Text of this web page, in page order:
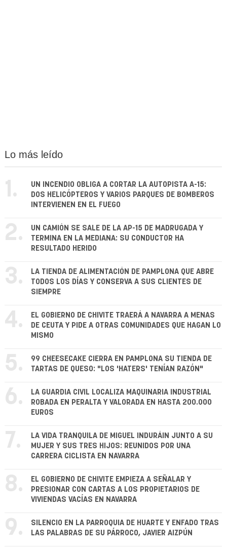
Lo más leído
1.
UN INCENDIO OBLIGA A CORTAR LA AUTOPISTA A-15:
DOS HELICÓPTEROS Y VARIOS PARQUES DE BOMBEROS
INTERVIENEN EN EL FUEGO
2.
UN CAMIÓN SE SALE DE LA AP-15 DE MADRUGADA Y
TERMINA EN LA MEDIANA: SU CONDUCTOR HA
RESULTADO HERIDO
3.
LA TIENDA DE ALIMENTACIÓN DE PAMPLONA QUE ABRE
TODOS LOS DÍAS Y CONSERVA A SUS CLIENTES DE
SIEMPRE
4.
EL GOBIERNO DE CHIVITE TRAERÁ A NAVARRA A MENAS
DE CEUTA Y PIDE A OTRAS COMUNIDADES QUE HAGAN LO
MISMO
5.
99 CHEESECAKE CIERRA EN PAMPLONA SU TIENDA DE
TARTAS DE QUESO: "LOS 'HATERS' TENÍAN RAZÓN"
6.
LA GUARDIA CIVIL LOCALIZA MAQUINARIA INDUSTRIAL
ROBADA EN PERALTA Y VALORADA EN HASTA 200.000
EUROS
7.
LA VIDA TRANQUILA DE MIGUEL INDURÁIN JUNTO A SU
MUJER Y SUS TRES HIJOS: REUNIDOS POR UNA
CARRERA CICLISTA EN NAVARRA
8.
EL GOBIERNO DE CHIVITE EMPIEZA A SEÑALAR Y
PRESIONAR CON CARTAS A LOS PROPIETARIOS DE
VIVIENDAS VACÍAS EN NAVARRA
9.
SILENCIO EN LA PARROQUIA DE HUARTE Y ENFADO TRAS
LAS PALABRAS DE SU PÁRROCO, JAVIER AIZPÚN